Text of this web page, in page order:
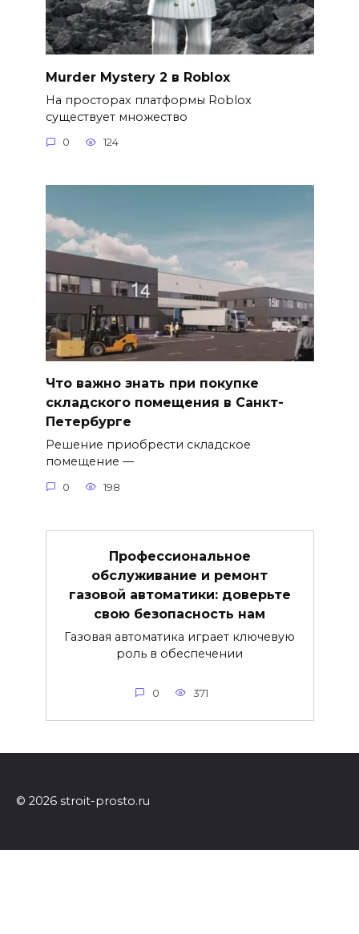
Murder Mystery 2 в Roblox
На просторах платформы Roblox
существует множество
0 124
Что важно знать при покупке
складского помещения в Санкт-
Петербурге
Решение приобрести складское
помещение —
0 198
Профессиональное
обслуживание и ремонт
газовой автоматики: доверьте
свою безопасность нам
Газовая автоматика играет ключевую
роль в обеспечении
0 371
© 2026 stroit-prosto.ru